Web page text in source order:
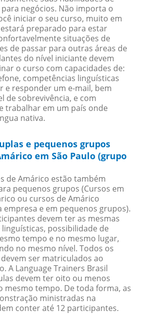
negócios. Não importa o
iniciar o seu curso, muito em
preparado para estar
situações de
de passar para outras áreas de
do nível iniciante devem
o curso com capacidades de:
competências linguísticas
e responder um e-mail, bem
de sobrevivência, e com
trabalhar em um país onde
nativa.
e pequenos grupos
em São Paulo (grupo
de Amárico estão também
pequenos grupos (Cursos em
ou cursos de Amárico
empresa e em pequenos grupos).
devem ter as mesmas
linguísticas, possibilidade de
tempo e no mesmo lugar,
no mesmo nível. Todos os
ser matriculados ao
A Language Trainers Brasil
devem ter oito ou menos
mesmo tempo. De toda forma, as
ministradas na
conter até 12 participantes.